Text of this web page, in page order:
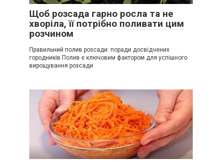
Щоб розсада гарно росла та не
хворіла, її потрібно поливати цим
розчином
Правильний полив розсади: поради досвідчених
городників Полив є ключовим фактором для успішного
вирощування розсади